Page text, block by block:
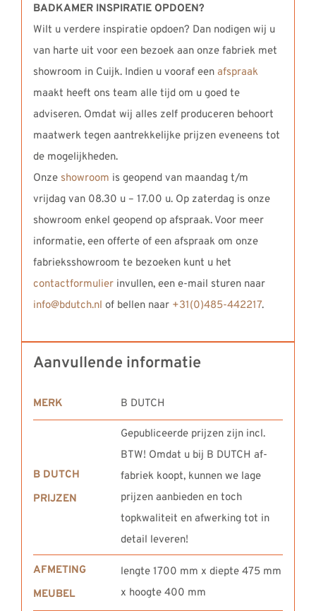
BADKAMER INSPIRATIE OPDOEN?
Wilt u verdere inspiratie opdoen? Dan nodigen wij u
van harte uit voor een bezoek aan onze fabriek met
showroom in Cuijk. Indien u vooraf een afspraak
maakt heeft ons team alle tijd om u goed te
adviseren. Omdat wij alles zelf produceren behoort
maatwerk tegen aantrekkelijke prijzen eveneens tot
de mogelijkheden.
Onze showroom is geopend van maandag t/m
vrijdag van 08.30 u – 17.00 u. Op zaterdag is onze
showroom enkel geopend op afspraak. Voor meer
informatie, een offerte of een afspraak om onze
fabrieksshowroom te bezoeken kunt u het
contactformulierinvullen, een e-mail sturen naar
info@bdutch.nl of bellen naar +31(0)485-442217.
Aanvullende informatie
MERK B DUTCH
B DUTCH
PRIJZEN
Gepubliceerde prijzen zijn incl.
BTW! Omdat u bij B DUTCH af-
fabriek koopt, kunnen we lage
prijzen aanbieden en toch
topkwaliteit en afwerking tot in
detail leveren!
AFMETING
MEUBEL
lengte 1700 mm x diepte 475 mm
x hoogte 400 mm